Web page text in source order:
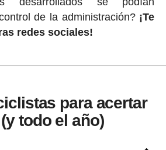
de la administración? ¡Te
redes sociales!
para acertar
todo el año)